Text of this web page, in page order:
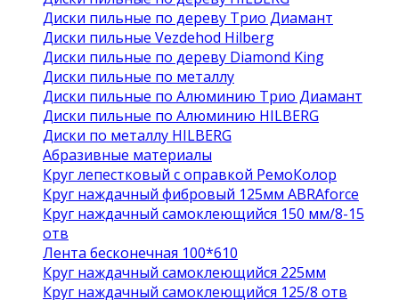
Диски пильные по дереву Трио Диамант
Диски пильные Vezdehod Hilberg
Диски пильные по дереву Diamond King
Диски пильные по металлу
Диски пильные по Алюминию Трио Диамант
Диски пильные по Алюминию HILBERG
Диски по металлу HILBERG
Абразивные материалы
Круг лепестковый с оправкой РемоКолор
Круг наждачный фибровый 125мм ABRAforce
Круг наждачный самоклеющийся 150 мм/8-15
отв
Лента бесконечная 100*610
Круг наждачный самоклеющийся 225мм
Круг наждачный самоклеющийся 125/8 отв